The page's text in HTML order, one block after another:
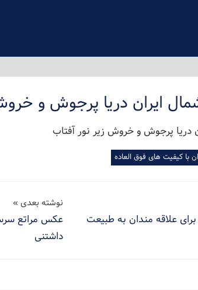
ایران دریا پرجوش و
با کیفیت های فوق العاده
علاقه مندان به طبیعت
نوشته بعدی
عکس مراتع
داشتنی